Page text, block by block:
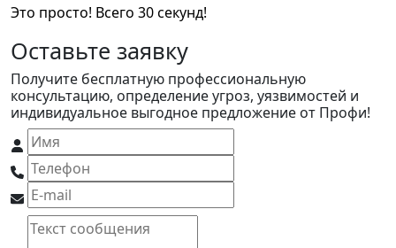
Это просто! Всего 30 секунд!
Оставьте заявку
Получите бесплатную профессиональную
консультацию, определение угроз, уязвимостей и
индивидуальное выгодное предложение от Профи!